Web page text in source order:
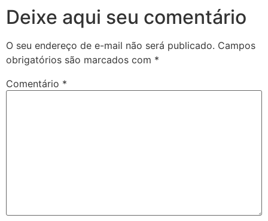
Deixe aqui seu comentário
O seu endereço de e-mail não será publicado. Campos
obrigatórios são marcados com *
Comentário *